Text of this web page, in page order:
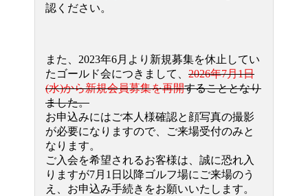
認ください。
また、2023年6月より新規募集を休止してい
たゴールド会につきまして、 2026年7月1日
(水)から新規会員募集を再開することとなり
ました。
お申込みにはご本人様確認と顔写真の撮影
が必要になりますので、ご来場受付のみと
なります。
ご入会を希望されるお客様は、誠に恐れ入
りますが7月1日以降ゴルフ場にご来場のう
え、お申込み手続きをお願いいたします。